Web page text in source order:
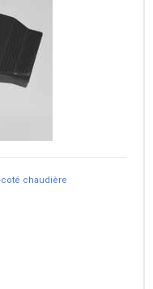
chaudière